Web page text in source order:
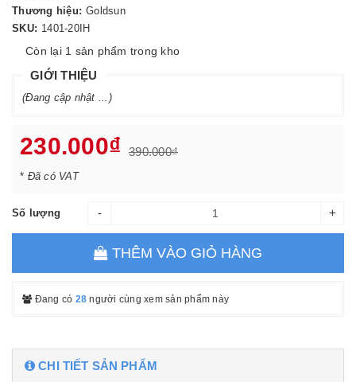
Thương hiệu: Goldsun
SKU: 1401-20IH
Còn lại 1 sản phẩm trong kho
GIỚI THIỆU
(Đang cập nhật ...)
230.000₫ 390.000₫
* Đã có VAT
Số lượng - +
THÊM VÀO GIỎ HÀNG
Đang có 28 người cùng xem sản phẩm này
CHI TIẾT SẢN PHẨM